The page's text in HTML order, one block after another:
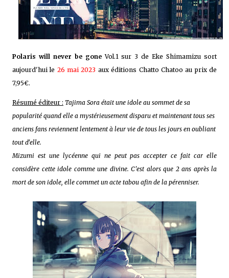
Polaris will never be goneVol.1 sur 3 de Eke Shimamizu sort
aujourd'hui le 26 mai 2023 aux éditions Chatto Chatoo au prix de
7,95€.
Résumé éditeur : Tajima Sora était une idole au sommet de sa
popularité quand elle a mystérieusement disparu et maintenant tous ses
anciens fans reviennent lentement à leur vie de tous les jours en oubliant
tout d'elle.
Mizumi est une lycéenne qui ne peut pas accepter ce fait car elle
considère cette idole comme une divine. C'est alors que 2 ans après la
mort de son idole, elle commet un acte tabou afin de la pérenniser.